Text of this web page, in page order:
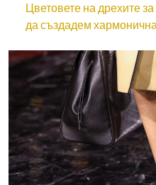
Цветовете на дрехите
да създадем